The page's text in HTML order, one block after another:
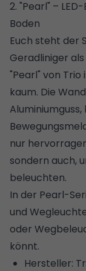
2. "Pearl" –
Boden
Euch steht der
Geradliniger
"Pearl" von
kaum. Die
nur
sondern auch,
beleuchten.
In der Pearl-
und
oder
könnt.
Hersteller: